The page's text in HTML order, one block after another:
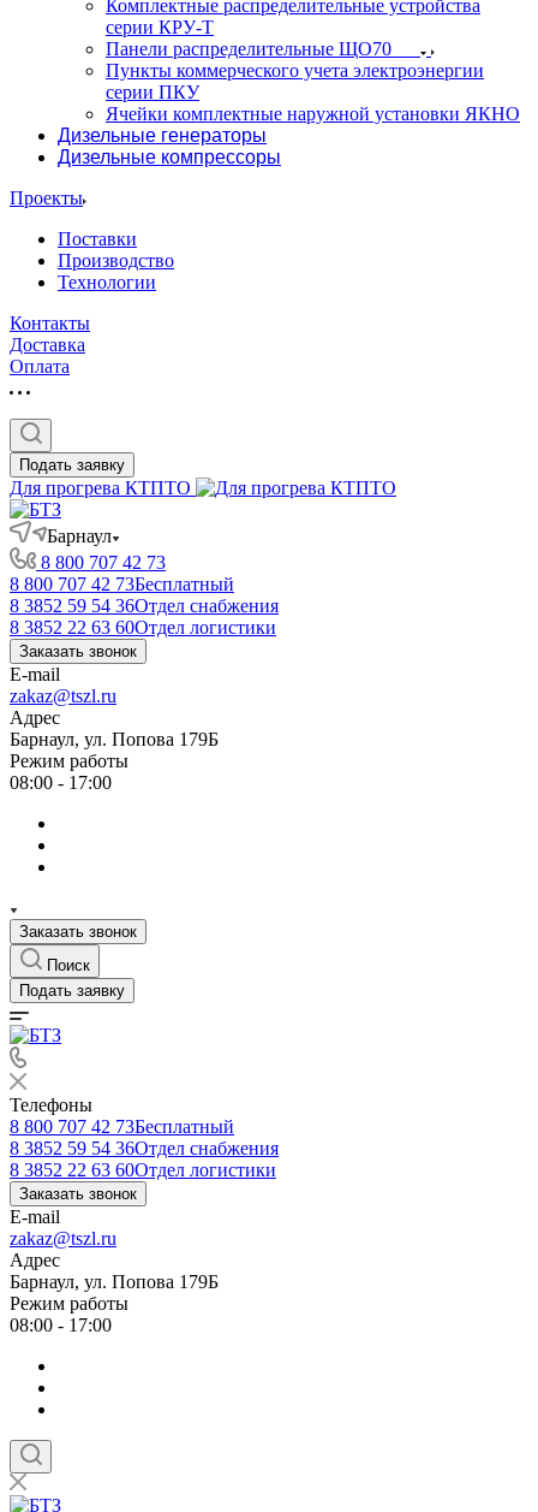
Комплектные распределительные устройства
серии КРУ-Т
Панели распределительные ЩО70
Пункты коммерческого учета электроэнергии
серии ПКУ
Ячейки комплектные наружной установки ЯКНО
Дизельные генераторы
Дизельные компрессоры
Проекты
Поставки
Производство
Технологии
Контакты
Доставка
Оплата
Подать заявку
Для прогрева КТПТО
Барнаул
8 800 707 42 73
8 800 707 42 73Бесплатный
8 3852 59 54 36Отдел снабжения
8 3852 22 63 60Отдел логистики
Заказать звонок
E-mail
zakaz@tszl.ru
Адрес
Барнаул, ул. Попова 179Б
Режим работы
08:00 - 17:00
Заказать звонок
Поиск
Подать заявку
Телефоны
8 800 707 42 73Бесплатный
8 3852 59 54 36Отдел снабжения
8 3852 22 63 60Отдел логистики
Заказать звонок
E-mail
zakaz@tszl.ru
Адрес
Барнаул, ул. Попова 179Б
Режим работы
08:00 - 17:00